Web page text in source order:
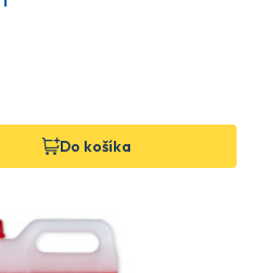
Do košíka